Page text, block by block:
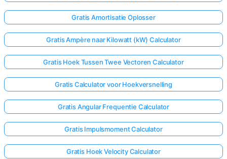
Gratis Amortisatie Oplosser
Gratis Ampère naar Kilowatt (kW) Calculator
Gratis Hoek Tussen Twee Vectoren Calculator
Gratis Calculator voor Hoekversnelling
Gratis Angular Frequentie Calculator
Gratis Impulsmoment Calculator
Gratis Hoek Velocity Calculator